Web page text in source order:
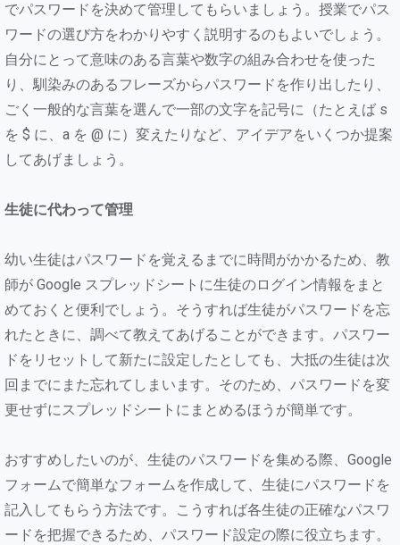
でパスワードを決めて管理してもらいましょう。授業でパス
ワードの選び方をわかりやすく説明するのもよいでしょう。
自分にとって意味のある言葉や数字の組み合わせを使った
り、馴染みのあるフレーズからパスワードを作り出したり、
ごく一般的な言葉を選んで一部の文字を記号に（たとえば s
を $ に、a を @ に）変えたりなど、アイデアをいくつか提案
してあげましょう。
生徒に代わって管理
幼い生徒はパスワードを覚えるまでに時間がかかるため、教
師が Google スプレッドシートに生徒のログイン情報をまと
めておくと便利でしょう。そうすれば生徒がパスワードを忘
れたときに、調べて教えてあげることができます。パスワー
ドをリセットして新たに設定したとしても、大抵の生徒は次
回までにまた忘れてしまいます。そのため、パスワードを変
更せずにスプレッドシートにまとめるほうが簡単です。
おすすめしたいのが、生徒のパスワードを集める際、Google
フォームで簡単なフォームを作成して、生徒にパスワードを
記入してもらう方法です。こうすれば各生徒の正確なパスワ
ードを把握できるため、パスワード設定の際に役立ちます。